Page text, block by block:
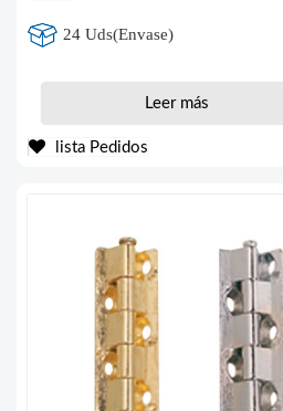
24 Uds(Envase)
Leer más
lista Pedidos